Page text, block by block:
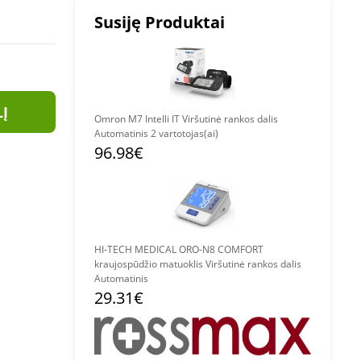
method: Oscillometric,
g
Susiję Produktai
Omron M7 Intelli IT Viršutinė rankos dalis
Automatinis 2 vartotojas(ai)
96.98€
HI-TECH MEDICAL ORO-N8 COMFORT
kraujospūdžio matuoklis Viršutinė rankos dalis
Automatinis
29.31€